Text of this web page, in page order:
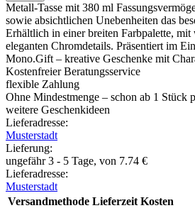
Metall-Tasse mit 380 ml
sowie absichtlichen Unebenheiten das
Erhältlich in einer breiten Farbpalette, mit
eleganten Chromdetails. Präsentiert im
Mono.Gift – kreative Geschenke mit
Kostenfreier Beratungsservice
flexible Zahlung
Ohne Mindestmenge – schon ab 1 Stück
weitere Geschenkideen
Lieferadresse:
Musterstadt
Lieferung:
ungefähr 3 - 5 Tage, von 7.74 €
Lieferadresse:
Musterstadt
Versandmethode Lieferzeit Kosten